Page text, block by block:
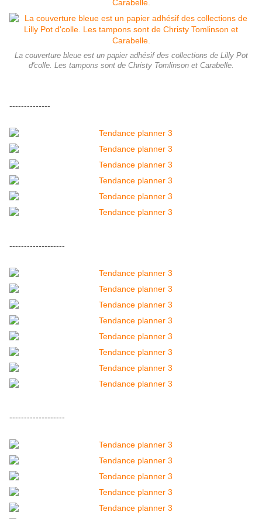
La couverture bleue est un papier adhésif des collections de Lilly Pot
d'colle. Les tampons sont de Christy Tomlinson et Carabelle.
--------------
-------------------
-------------------